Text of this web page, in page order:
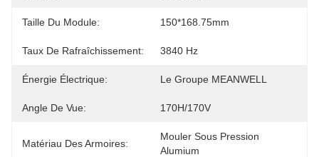
Taille Du Module: 150*168.75mm
Taux De Rafraîchissement: 3840 Hz
Énergie Électrique: Le Groupe MEANWELL
Angle De Vue: 170H/170V
Matériau Des Armoires:
Mouler Sous Pression
Alumium